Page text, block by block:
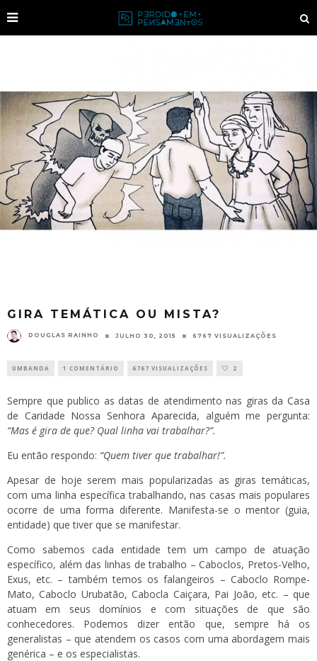
GIRA TEMÁTICA OU MISTA?
DOUGLAS RAINHO JULHO 30, 2015 6767 VISUALIZAÇÕES
UMBANDA 1 COMENTÁRIO 6767 VISUALIZAÇÕES 2
Sempre que publico as datas de atendimento nas giras da Casa
de Caridade Nossa Senhora Aparecida, alguém me pergunta:
“Mas é gira de que? Qual linha vai trabalhar?”.
Eu então respondo: “Quem tiver que trabalhar!”.
Apesar de hoje serem mais popularizadas as giras temáticas,
com uma linha específica trabalhando, nas casas mais populares
ocorre de uma forma diferente. Manifesta-se o mentor (guia,
entidade) que tiver que se manifestar.
Como sabemos cada entidade tem um campo de atuação
específico, além das linhas de trabalho – Caboclos, Pretos-Velho,
Exus, etc. – também temos os falangeiros – Caboclo Rompe-
Mato, Caboclo Urubatão, Cabocla Caiçara, Pai João, etc. – que
atuam em seus domínios e com situações de que são
conhecedores. Podemos dizer então que, sempre há os
generalistas – que atendem os casos com uma abordagem mais
genérica – e os especialistas.